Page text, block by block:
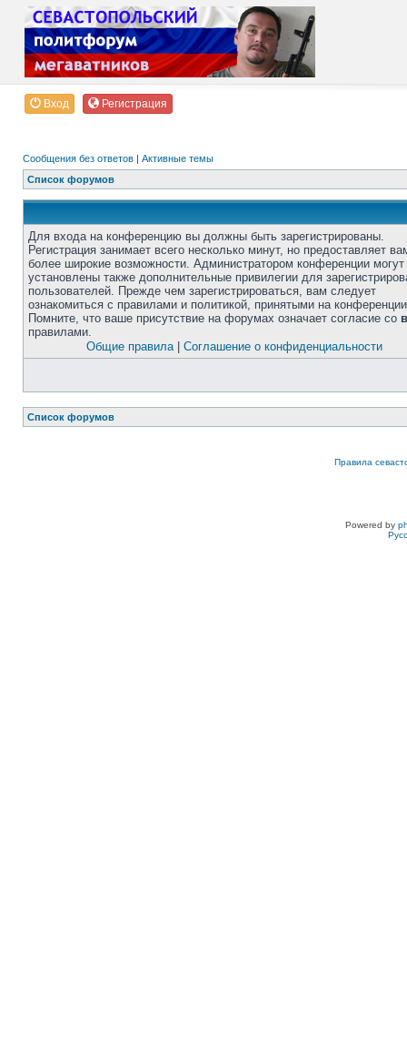
Вход Регистрация
Сообщения без ответов | Активные темы
Список форумов
Для входа на конференцию вы должны быть зарегистрированы.
Регистрация занимает всего несколько минут, но предоставляет
более широкие возможности. Администратором конференции
установлены также дополнительные привилегии для
пользователей. Прежде чем зарегистрироваться, вам следует
ознакомиться с правилами и политикой, принятыми на
Помните, что ваше присутствие на форумах означает согласие со
правилами.
Общие правила| Соглашение о конфиденциальности
Список форумов
Правила
Powered by